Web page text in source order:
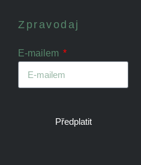
Zpravodaj
E-mailem
Předplatit